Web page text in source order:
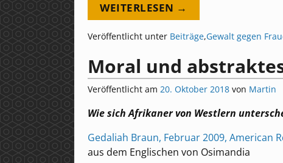
WEITERLESEN →
Veröffentlicht unter Beiträge,Gewalt gegen
Moral und
Veröffentlicht am 20. Oktober 2018 von Martin
Wie sich Afrikaner von Westlern
Gedaliah Braun, Februar 2009, American
aus dem Englischen von Osimandia